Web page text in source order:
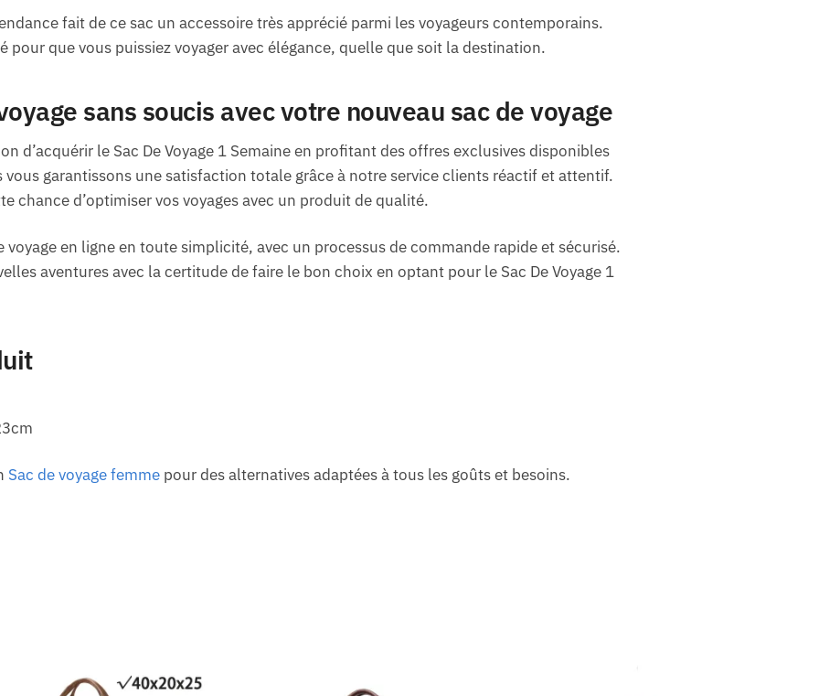
fait de ce sac un accessoire très apprécié parmi les voyageurs contemporains.
pour que vous puissiez voyager avec élégance, quelle que soit la destination.
sans soucis avec votre nouveau sac de voyage
d’acquérir le Sac De Voyage 1 Semaine en profitant des offres exclusives disponibles
garantissons une satisfaction totale grâce à notre service clients réactif et attentif.
chance d’optimiser vos voyages avec un produit de qualité.
voyage en ligne en toute simplicité, avec un processus de commande rapide et sécurisé.
aventures avec la certitude de faire le bon choix en optant pour le Sac De Voyage 1
Sac de voyage femmepour des alternatives adaptées à tous les goûts et besoins.